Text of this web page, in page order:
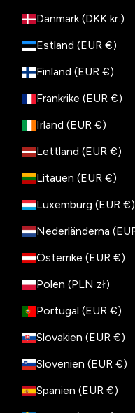
Danmark (DKK kr.)
Estland (EUR €)
Finland (EUR €)
Frankrike (EUR €)
Irland (EUR €)
Lettland (EUR €)
Litauen (EUR €)
Luxemburg (EUR €)
Österrike (EUR €)
Polen (PLN zł)
Portugal (EUR €)
Slovakien (EUR €)
Slovenien (EUR €)
Spanien (EUR €)